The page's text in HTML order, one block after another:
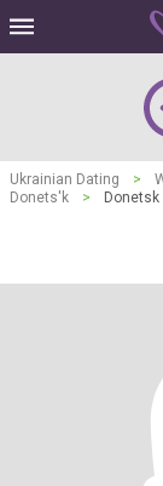
Ukrainian Dating >
Donets'k
> Donetsk